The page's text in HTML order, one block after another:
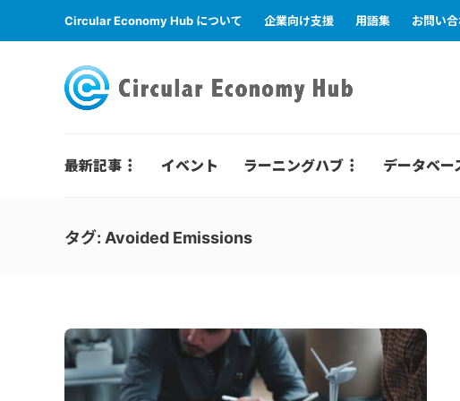
Circular Economy Hub について 企業向け支援 用語集 お問い
最新記事 イベント ラーニングハブ データベー
タグ: Avoided Emissions